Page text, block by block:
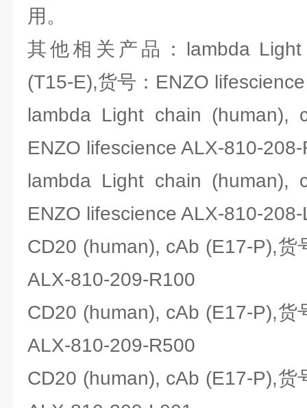
用。
其他相关产品：lambda Light
(T15-E),货号：ENZO
lambda Light chain (human),
ENZO lifescience ALX-810-
lambda Light chain (human),
ENZO lifescience ALX-810-
CD20 (human), cAb (E17-P),货
ALX-810-209-R100
CD20 (human), cAb (E17-P),货
ALX-810-209-R500
CD20 (human), cAb (E17-P),货